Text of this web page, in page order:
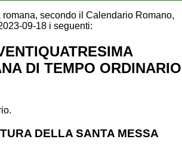
romana, secondo il Calendario Romano,
09-18 i seguenti:
DI TEMPO ORDINARIO
DELLA SANTA MESSA